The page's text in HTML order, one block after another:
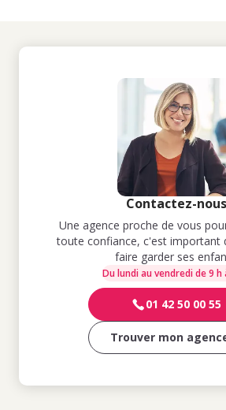
Contactez-nous
Une agence proche de vous
toute confiance, c'est important
faire garder ses
Du lundi au vendredi de 9 h
01 42 50 00 55
Trouver mon